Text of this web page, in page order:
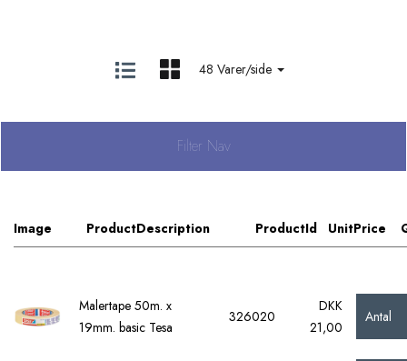
48 Varer/side
Filter Nav
Image ProductDescription ProductId UnitPrice
Malertape 50m. x
19mm. basic Tesa
326020
DKK
21,00
Antal